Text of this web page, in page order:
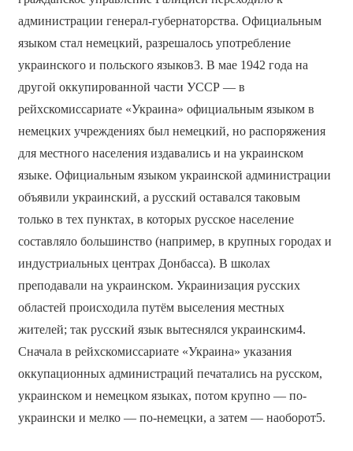
администрации генерал-губернаторства. Официальным
языком стал немецкий, разрешалось употребление
украинского и польского языков3. В мае 1942 года на
другой оккупированной части УССР — в
рейхскомиссариате «Украина» официальным языком в
немецких учреждениях был немецкий, но распоряжения
для местного населения издавались и на украинском
языке. Официальным языком украинской администрации
объявили украинский, а русский оставался таковым
только в тех пунктах, в которых русское население
составляло большинство (например, в крупных городах и
индустриальных центрах Донбасса). В школах
преподавали на украинском. Украинизация русских
областей происходила путём выселения местных
жителей; так русский язык вытеснялся украинским4.
Сначала в рейхскомиссариате «Украина» указания
оккупационных администраций печатались на русском,
украинском и немецком языках, потом крупно — по-
украински и мелко — по-немецки, а затем — наоборот5.